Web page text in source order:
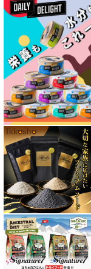
特集 ドッグフード
特集 穀物不
フリーズドラ
エアドライ ド
愛猫用ウェット300
全年齢対応 フ
キトン用 フー